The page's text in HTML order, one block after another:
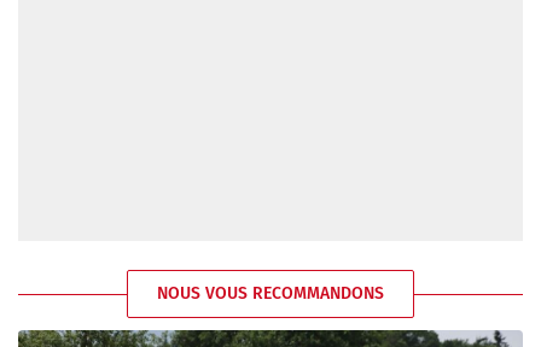
NOUS VOUS RECOMMANDONS